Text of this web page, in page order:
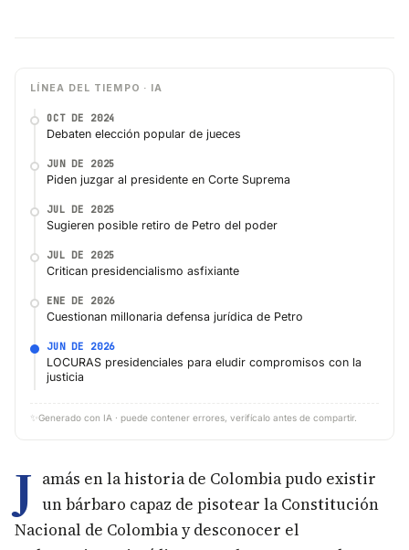
LÍNEA DEL TIEMPO · IA
OCT DE 2024
Debaten elección popular de jueces
JUN DE 2025
Piden juzgar al presidente en Corte Suprema
JUL DE 2025
Sugieren posible retiro de Petro del poder
JUL DE 2025
Critican presidencialismo asfixiante
ENE DE 2026
Cuestionan millonaria defensa jurídica de Petro
JUN DE 2026
LOCURAS presidenciales para eludir compromisos con la
justicia
✨ Generado con IA · puede contener errores, verifícalo antes de compartir.
J amás en la historia de Colombia pudo existir
un bárbaro capaz de pisotear la Constitución
Nacional de Colombia y desconocer el